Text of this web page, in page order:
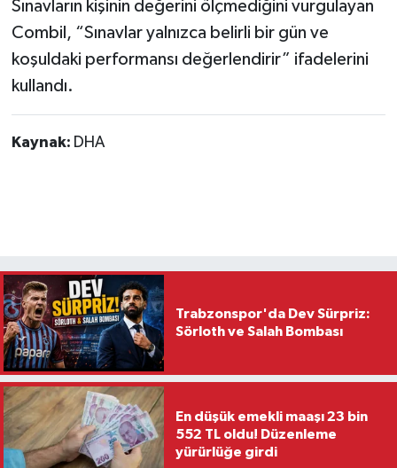
Sınavların kişinin değerini ölçmediğini vurgulayan
Combil, “Sınavlar yalnızca belirli bir gün ve
koşuldaki performansı değerlendirir” ifadelerini
kullandı.
Kaynak: DHA
Trabzonspor'da Dev Sürpriz:
Sörloth ve Salah Bombası
En düşük emekli maaşı 23 bin
552 TL oldu! Düzenleme
yürürlüğe girdi